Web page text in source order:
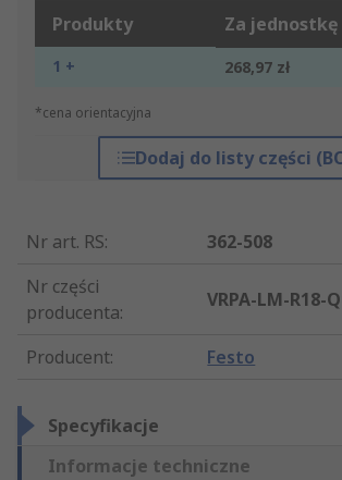
Produkty Za jednostkę
1 + 268,97 zł
*cena orientacyjna
Dodaj do listy części
Nr art. RS:
362-508
Nr części
producenta:
VRPA-LM-R18-
Producent: Festo
Specyfikacje
Informacje techniczne